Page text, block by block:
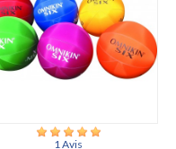
1 Avis